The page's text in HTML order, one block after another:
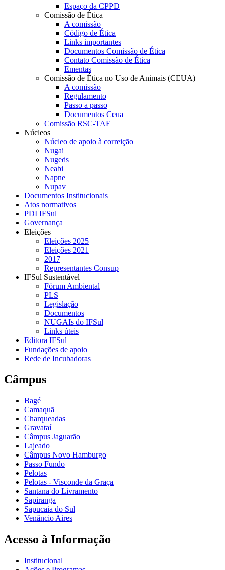
Espaço da CPPD
Comissão de Ética
A comissão
Código de Ética
Links importantes
Documentos Comissão de Ética
Contato Comissão de Ética
Ementas
Comissão de Ética no Uso de Animais (CEUA)
A comissão
Regulamento
Passo a passo
Documentos Ceua
Comissão RSC-TAE
Núcleos
Núcleo de apoio à correição
Nugai
Nugeds
Neabi
Napne
Nupav
Documentos Institucionais
Atos normativos
PDI IFSul
Governança
Eleições
Eleições 2025
Eleições 2021
2017
Representantes Consup
IFSul Sustentável
Fórum Ambiental
PLS
Legislação
Documentos
NUGAIs do IFSul
Links úteis
Editora IFSul
Fundações de apoio
Rede de Incubadoras
Câmpus
Bagé
Camaquã
Charqueadas
Gravataí
Câmpus Jaguarão
Lajeado
Câmpus Novo Hamburgo
Passo Fundo
Pelotas
Pelotas - Visconde da Graça
Santana do Livramento
Sapiranga
Sapucaia do Sul
Venâncio Aires
Acesso à Informação
Institucional